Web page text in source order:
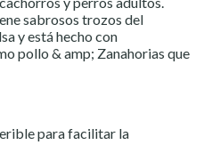
sabrosos trozos del
y está hecho con
pollo & amp; Zanahorias que
para facilitar la